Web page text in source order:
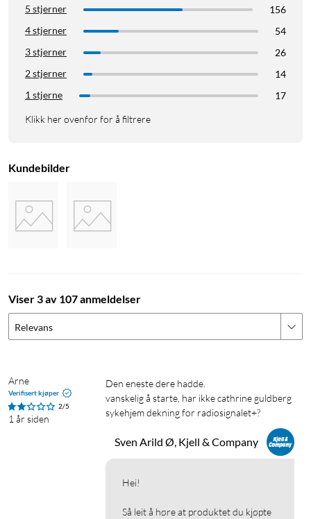
5 stjerner
156
4 stjerner
54
3 stjerner
26
2 stjerner
14
1 stjerne
17
Klikk her ovenfor for å filtrere
Kundebilder
Viser 3 av 107 anmeldelser
Relevans
Arne
Verifisert kjøper
2/5
1 år siden
den eneste dere hadde.
vanskelig å starte, har ikke cathrine guldberg
sykehjem dekning for radiosignalet+?
Sven Arild Ø, Kjell & Company
Hei!
Så leit å høre at produktet du kjøpte